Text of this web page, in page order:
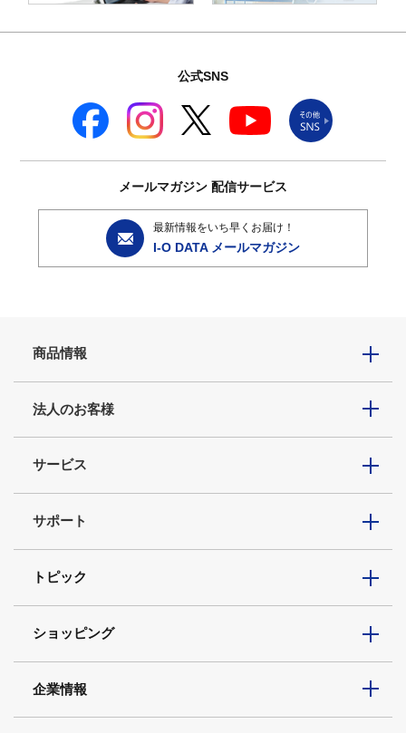
公式SNS
メールマガジン 配信サービス
最新情報をいち早くお届け！
I-O DATA メールマガジン
商品情報
法人のお客様
サービス
サポート
トピック
ショッピング
企業情報